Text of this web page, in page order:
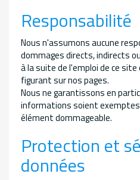
Responsabilité
Nous n'assumons aucune
dommages directs, indirects
à la suite de l'emploi de ce site
figurant sur nos pages.
Nous ne garantissons en
informations soient
élément dommageable.
Protection et
données